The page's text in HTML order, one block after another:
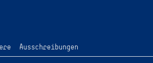
Ausschreibungen